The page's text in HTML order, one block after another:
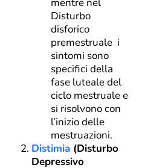
Disturbo
disforico
premestruale i
sintomi sono
specifici della
fase luteale del
ciclo mestruale e
si risolvono con
l’inizio delle
mestruazioni.
Distimia (Disturbo
Depressivo